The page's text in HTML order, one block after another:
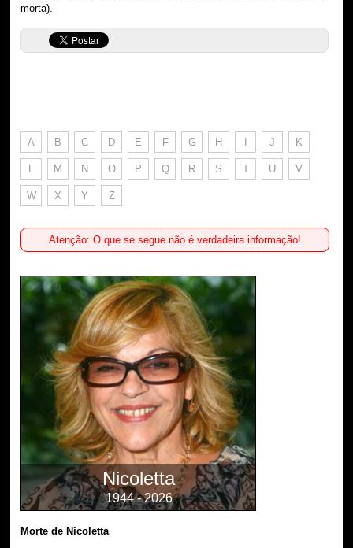
morta).
A B C D E F G H I J K
L M N O P Q R S T U V
W X Y Z
Atenção: O que se segue não é verdadeira informação!
Nicoletta
1944 - 2026
Morte de Nicoletta